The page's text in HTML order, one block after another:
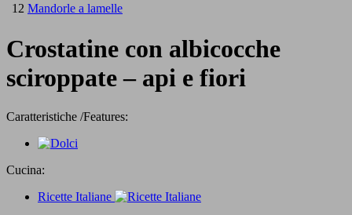
12 Mandorle a lamelle
Crostatine con albicocche
sciroppate – api e fiori
Caratteristiche /Features:
Cucina:
Ricette Italiane